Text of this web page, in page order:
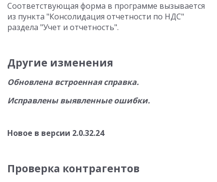
Соответствующая форма в программе вызывается
из пункта "Консолидация отчетности по НДС"
раздела "Учет и отчетность".
Другие изменения
Обновлена встроенная справка.
Исправлены выявленные ошибки.
Новое в версии 2.0.32.24
Проверка контрагентов